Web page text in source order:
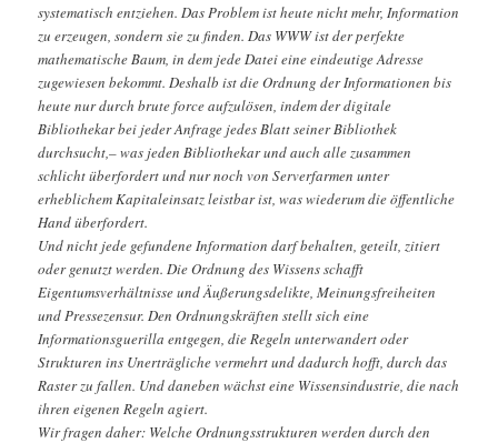
systematisch entziehen. Das Problem ist heute nicht mehr, Information
zu erzeugen, sondern sie zu finden. Das WWW ist der perfekte
mathematische Baum, in dem jede Datei eine eindeutige Adresse
zugewiesen bekommt. Deshalb ist die Ordnung der Informationen bis
heute nur durch brute force aufzulösen, indem der digitale
Bibliothekar bei jeder Anfrage jedes Blatt seiner Bibliothek
durchsucht,– was jeden Bibliothekar und auch alle zusammen
schlicht überfordert und nur noch von Serverfarmen unter
erheblichem Kapitaleinsatz leistbar ist, was wiederum die öffentliche
Hand überfordert.
Und nicht jede gefundene Information darf behalten, geteilt, zitiert
oder genutzt werden. Die Ordnung des Wissens schafft
Eigentumsverhältnisse und Äußerungsdelikte, Meinungsfreiheiten
und Pressezensur. Den Ordnungskräften stellt sich eine
Informationsguerilla entgegen, die Regeln unterwandert oder
Strukturen ins Unerträgliche vermehrt und dadurch hofft, durch das
Raster zu fallen. Und daneben wächst eine Wissensindustrie, die nach
ihren eigenen Regeln agiert.
Wir fragen daher: Welche Ordnungsstrukturen werden durch den